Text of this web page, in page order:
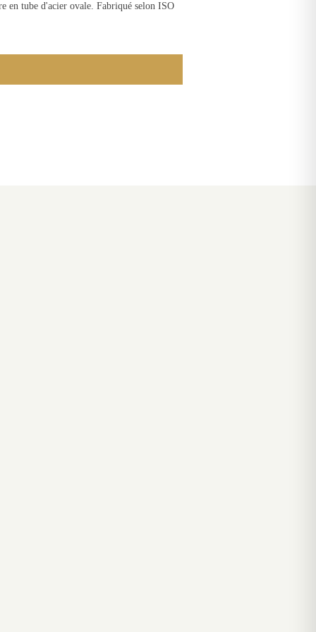
en tube d'acier ovale. Fabriqué selon ISO